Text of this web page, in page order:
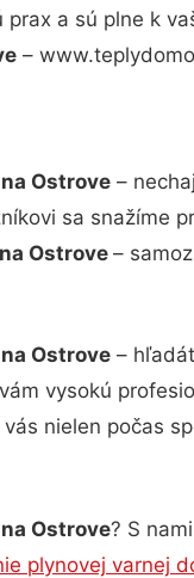
a sú plne k
–
Ostrove –
sa snažíme
Ostrove –
Ostrove –
vysokú
nielen počas
Ostrove? S
plynovej varnej